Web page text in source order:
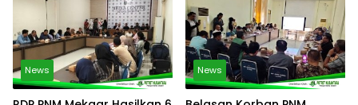
News News